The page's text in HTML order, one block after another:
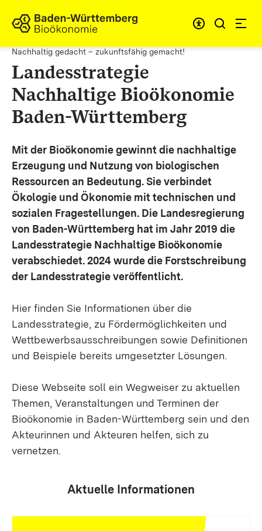
Zum Inhalt springen
Link zur Startseite
Nachhaltig gedacht – zukunftsfähig gemacht!
Landesstrategie
Nachhaltige Bioökonomie
Baden-Württemberg
Mit der Bioökonomie gewinnt die nachhaltige
Erzeugung und Nutzung von biologischen
Ressourcen an Bedeutung. Sie verbindet
Ökologie und Ökonomie mit technischen und
sozialen Fragestellungen. Die Landesregierung
von Baden-Württemberg hat im Jahr 2019 die
Landesstrategie Nachhaltige Bioökonomie
verabschiedet. 2024 wurde die Forstschreibung
der Landesstrategie veröffentlicht.
Hier finden Sie Informationen über die
Landesstrategie, zu Fördermöglichkeiten und
Wettbewerbsausschreibungen sowie Definitionen
und Beispiele bereits umgesetzter Lösungen.
Diese Webseite soll ein Wegweiser zu aktuellen
Themen, Veranstaltungen und Terminen der
Bioökonomie in Baden-Württemberg sein und den
Akteurinnen und Akteuren helfen, sich zu
vernetzen.
Aktuelle Informationen